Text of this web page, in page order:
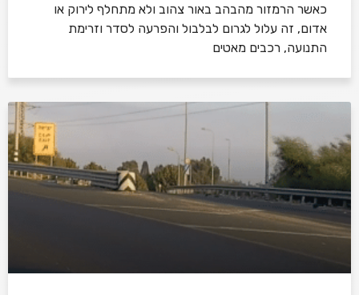
כאשר הרמזור מהבהב באור צהוב ולא מתחלף לירוק או
אדום, זה עלול לגרום לבלבול והפרעה לסדר וזרימת
התנועה, רכבים מאטים